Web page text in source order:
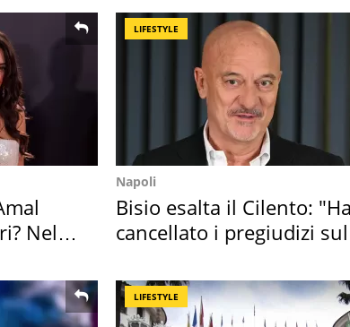
Nel
LIFESTYLE
Napoli
Bisio esalta il Cilento: "Ha
cancellato i pregiudizi sul
LIFESTYLE